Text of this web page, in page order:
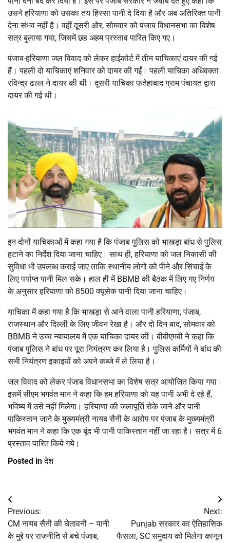
उसने हरियाणा को उसका तय हिस्सा पानी दे दिया है और अब अतिरिक्त पानी
देना संभव नहीं है। वहीं दूसरी ओर, सोमवार को पंजाब विधानसभा का विशेष
सत्र बुलाया गया, जिसमें छह अहम प्रस्ताव पारित किए गए।
पंजाब-हरियाणा जल विवाद को लेकर हाईकोर्ट में तीन याचिकाएं दायर की गई
हैं। पहली दो याचिकाएं शनिवार को दायर की गईं। पहली याचिका अधिवक्ता
रविन्द्र ढल्ल ने दायर की थी। दूसरी याचिका फतेहाबाद ग्राम पंचायत द्वारा
दायर की गई थी।
इन दोनों याचिकाओं में कहा गया है कि पंजाब पुलिस को भाखड़ा बांध से पुलिस
हटाने का निर्देश दिया जाना चाहिए। साथ ही, हरियाणा को जल निकासी की
सुविधा भी उपलब्ध कराई जाए ताकि स्थानीय लोगों को पीने और सिंचाई के
लिए पर्याप्त पानी मिल सके। हाल ही में BBMB की बैठक में लिए गए निर्णय
के अनुसार हरियाणा को 8500 क्यूसेक पानी दिया जाना चाहिए।
याचिका में कहा गया है कि भाखड़ा से आने वाला पानी हरियाणा, पंजाब,
राजस्थान और दिल्ली के लिए जीवन रेखा है। और दो दिन बाद, सोमवार को
BBMB ने उच्च न्यायालय में एक याचिका दायर की। बीबीएमबी ने कहा कि
पंजाब पुलिस ने बांध पर पूरा नियंत्रण कर लिया है। पुलिस कर्मियों ने बांध की
सभी नियंत्रण इकाइयों को अपने कब्जे में ले लिया है।
जल विवाद को लेकर पंजाब विधानसभा का विशेष सत्र आयोजित किया गया।
इसमें सीएम भगवंत मान ने कहा कि हम हरियाणा को यह पानी अभी दे रहे हैं,
भविष्य में उसे नहीं मिलेगा। हरियाणा की जलापूर्ति रोके जाने और पानी
पाकिस्तान जाने के मुख्यमंत्री नायब सैनी के आरोप पर पंजाब के मुख्यमंत्री
भगवंत मान ने कहा कि एक बूंद भी पानी पाकिस्तान नहीं जा रहा है। सत्र में 6
प्रस्ताव पारित किये गये।
Posted inदेश
Post
navigation
Previous:
CM नायब सैनी की चेतावनी – पानी
के मुद्दे पर राजनीति से बचे पंजाब,
Next:
Punjab सरकार का ऐतिहासिक
फैसला, SC समुदाय को मिलेगा कानून